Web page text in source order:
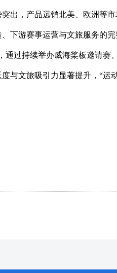
出，产品远销北美、欧洲等
下游赛事运营与文旅服务的
通过持续举办威海桨板邀请
与文旅吸引力显著提升，“运